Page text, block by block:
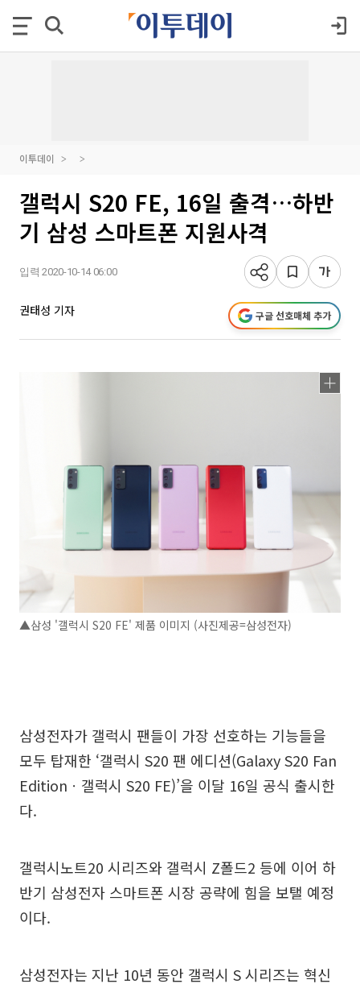
이투데이
갤럭시 S20 FE, 16일 출격…하반
기 삼성 스마트폰 지원사격
입력 2020-10-14 06:00
권태성 기자 구글 선호매체 추가
▲삼성 '갤럭시 S20 FE' 제품 이미지 (사진제공=삼성전자)
삼성전자가 갤럭시 팬들이 가장 선호하는 기능들을
모두 탑재한 ‘갤럭시 S20 팬 에디션(Galaxy S20 Fan
Editionㆍ갤럭시 S20 FE)’을 이달 16일 공식 출시한
다.
갤럭시노트20 시리즈와 갤럭시 Z폴드2 등에 이어 하
반기 삼성전자 스마트폰 시장 공략에 힘을 보탤 예정
이다.
삼성전자는 지난 10년 동안 갤럭시 S 시리즈는 혁신